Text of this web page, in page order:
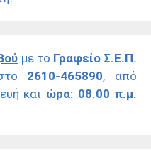
με το Γραφείο Σ.Ε.Π.
2610-465890, από
και ώρα: 08.00 π.μ.